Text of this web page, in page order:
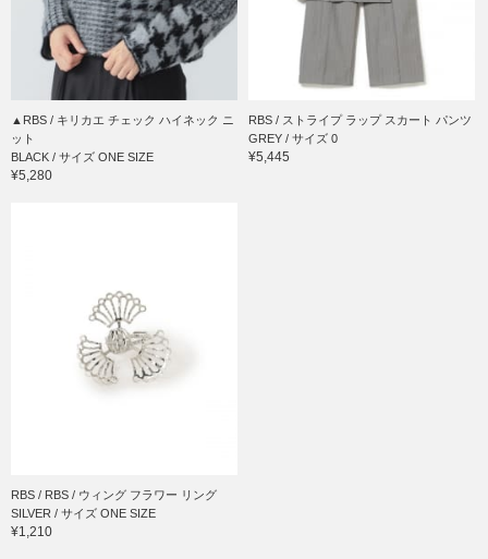
▲RBS / キリカエ チェック ハイネック ニ
ット
BLACK / サイズ ONE SIZE
¥5,280
RBS / ストライプ ラップ スカート パンツ
GREY / サイズ 0
¥5,445
RBS / RBS / ウィング フラワー リング
SILVER / サイズ ONE SIZE
¥1,210